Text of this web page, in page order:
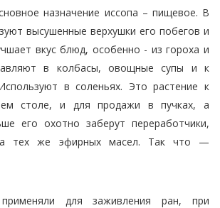
назначение иссопа – пищевое. В
высушенные верхушки его побегов и
вкус блюд, особенно - из гороха и
в колбасы, овощные супы и к
в соленьях. Это растение к
столе, и для продажи в пучках, а
его охотно заберут переработчики,
тех же эфирных масел. Так что —
для заживления ран, при